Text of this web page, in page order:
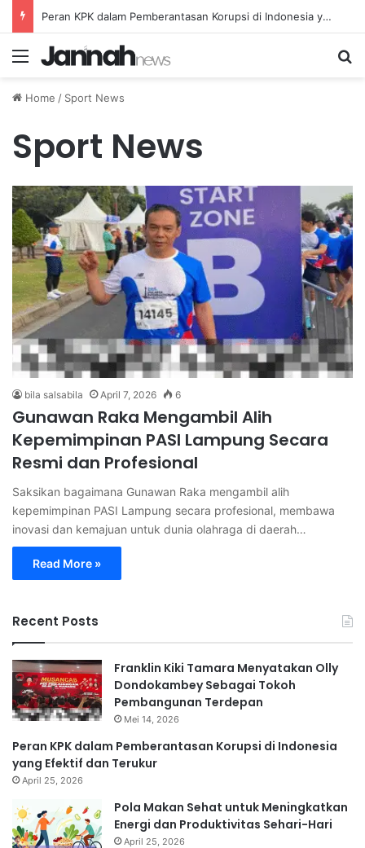
Peran KPK dalam Pemberantasan Korupsi di Indonesia yang Efektif dan Terukur
Menu
Home / Sport News
Sport News
bila salsabila April 7, 2026 6
Gunawan Raka Mengambil Alih
Kepemimpinan PASI Lampung Secara
Resmi dan Profesional
Saksikan bagaimana Gunawan Raka mengambil alih
kepemimpinan PASI Lampung secara profesional, membawa
inovasi dan kemajuan untuk dunia olahraga di daerah…
Read More »
Recent Posts
Franklin Kiki Tamara Menyatakan Olly
Dondokambey Sebagai Tokoh
Pembangunan Terdepan
Mei 14, 2026
Peran KPK dalam Pemberantasan Korupsi di Indonesia
yang Efektif dan Terukur
April 25, 2026
Pola Makan Sehat untuk Meningkatkan
Energi dan Produktivitas Sehari-Hari
April 25, 2026